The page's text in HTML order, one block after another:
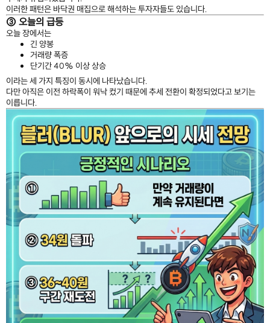
이러한 패턴은 바닥권 매집으로 해석하는 투자자들도 있습니다.
③ 오늘의 급등
오늘 장에서는
긴 양봉
거래량 폭증
단기간 40% 이상 상승
이라는 세 가지 특징이 동시에 나타났습니다.
다만 아직은 이전 하락폭이 워낙 컸기 때문에 추세 전환이 확정되었다고 보기는
이릅니다.